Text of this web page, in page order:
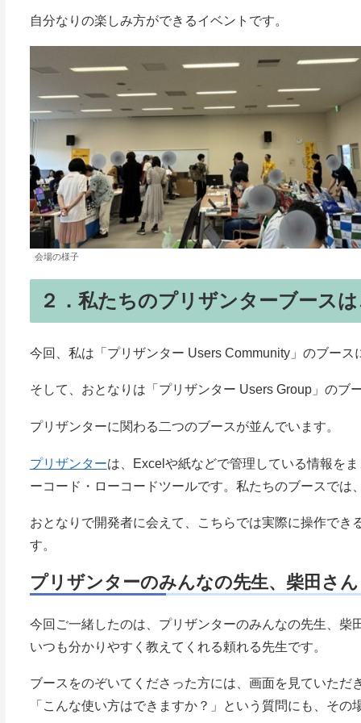
自分なりの楽しみ方ができるイベントです。
会場の様子
２．私たちのプリザンターブース
今回、私は「プリザンター Users Community」のブース
そして、おとなりは「プリザンター Users Group」の
プリザンターに関わる二つのブースが並んでいます。
プリザンターは、Excelや紙などで管理している情報を
ーコード・ローコードツールです。私たちのブースで
おとなりで開発者に会えて、こちらでは実際に操作で
す。
プリザンターのみんなの先生、柴田さ
今回ご一緒したのは、プリザンターのみんなの先生、
いつも分かりやすく教えてくれる頼れる先生です。
ブースをのぞいてくださった方には、画面を見ていた
「こんな使い方はできますか？」という質問にも、その